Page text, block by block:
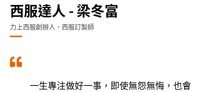
西服達人 - 梁冬富
力上西服創辦人、西服訂製師
一生專注做好一事，即使無怨無悔，也會